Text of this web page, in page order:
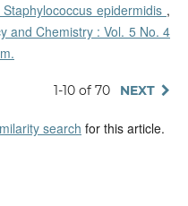
epidermidis ,
and Chemistry : Vol. 5 No. 4
1-10 of 70 NEXT
search for this article.